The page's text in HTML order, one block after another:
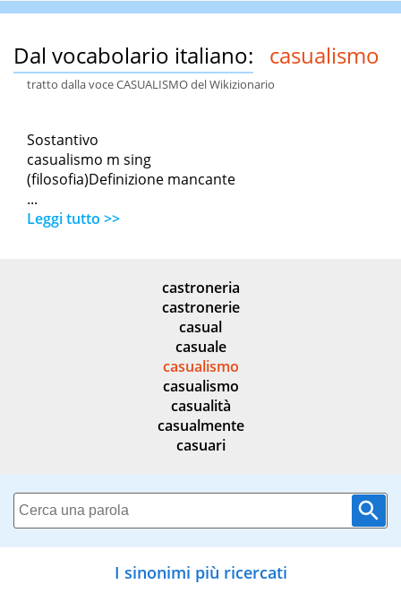
Dal vocabolario italiano: casualismo
tratto dalla voce CASUALISMO del Wikizionario
Sostantivo
casualismo m sing
(filosofia)Definizione mancante
...
Leggi tutto >>
castroneria
castronerie
casual
casuale
casualismo
casualismo
casualità
casualmente
casuari
I sinonimi più ricercati